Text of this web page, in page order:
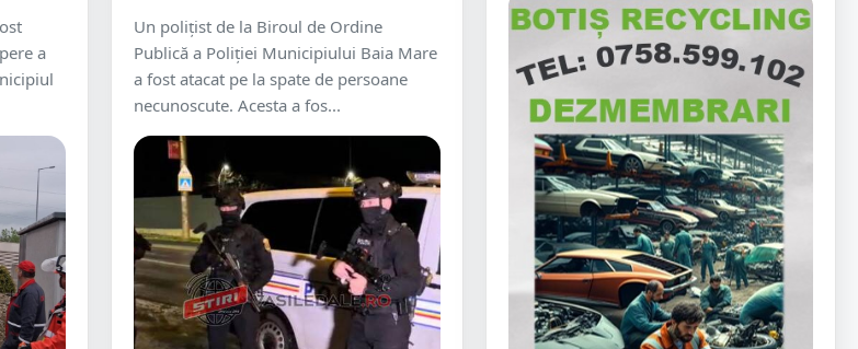
a
Un polițist de la Biroul de Ordine
Publică a Poliției Municipiului Baia Mare
a fost atacat pe la spate de persoane
necunoscute. Acesta a fos...